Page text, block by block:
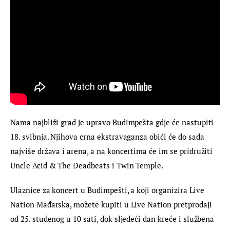
Nama najbliži grad je upravo Budimpešta gdje će nastupiti
18. svibnja. Njihova crna ekstravaganza obići će do sada
najviše država i arena, a na koncertima će im se pridružiti
Uncle Acid & The Deadbeats i Twin Temple.
Ulaznice za koncert u Budimpešti, a koji organizira Live
Nation Mađarska, možete kupiti u Live Nation pretprodaji
od 25. studenog u 10 sati, dok sljedeći dan kreće i službena